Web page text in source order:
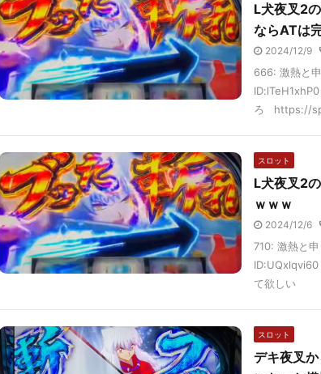
L犬夜叉2
ならATは
2024/12/9
666: 激熱と
ろ https://
スロット
L犬夜叉2
ｗｗｗ
2024/12/6
710: 激熱と
て欲しい
スロット
デキ夜叉